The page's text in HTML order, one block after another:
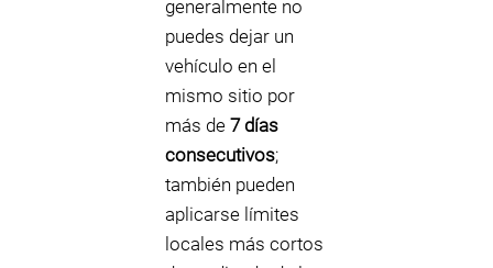
generalmente no
puedes dejar un
vehículo en el
mismo sitio por
más de 7 días
consecutivos;
también pueden
aplicarse límites
locales más cortos